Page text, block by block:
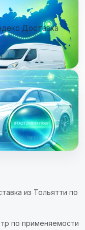
Доставка
из Тольятти по
по применяемости